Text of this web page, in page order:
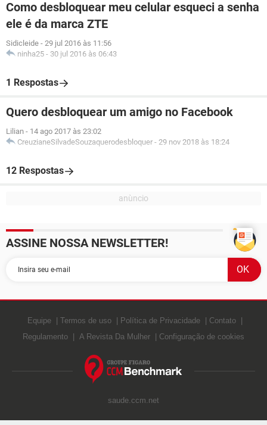
Como desbloquear meu celular esqueci a senha
ele é da marca ZTE
Sidicleide - 29 jul 2016 às 11:56
ninha25 - 30 jul 2016 às 06:43
1 Respostas
Quero desbloquear um amigo no Facebook
Lilian - 14 ago 2017 às 23:02
CreuzianeSilvadeSouzaquerodesbloquer - 29 nov 2018 às 18:24
12 Respostas
ASSINE NOSSA NEWSLETTER!
Equipe Termos de uso Política de Privacidade
Contato
Regulamento
A Revista Da Mulher Configuração de cookies
saude.ccm.net